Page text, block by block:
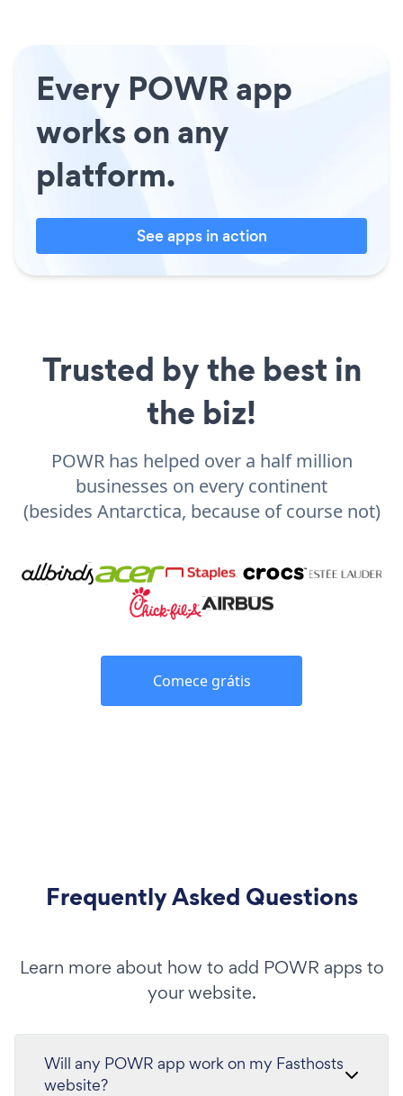
Every POWR app
works on any
platform.
See apps in action
Trusted by the best in
the biz!
POWR has helped over a half million
businesses on every continent
(besides Antarctica, because of course not)
Comece grátis
Frequently Asked Questions
Learn more about how to add POWR apps to
your website.
Will any POWR app work on my Fasthosts
website?